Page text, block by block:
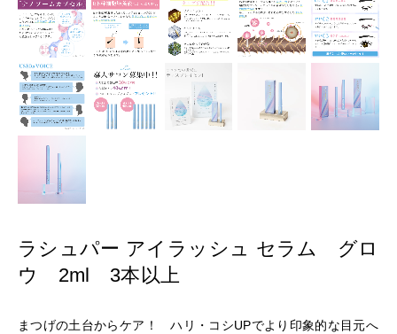
ラシュパー アイラッシュ セラム グロ
ウ 2ml 3本以上
まつげの土台からケア！ ハリ・コシUPでより印象的な目元へ